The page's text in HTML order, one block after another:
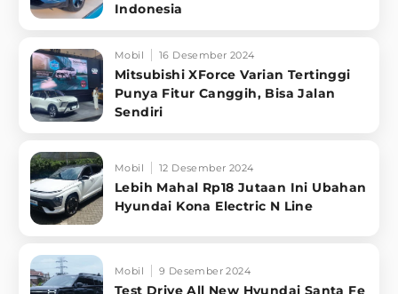
Indonesia
Mobil 16 Desember 2024
Mitsubishi XForce Varian Tertinggi
Punya Fitur Canggih, Bisa Jalan
Sendiri
Mobil 12 Desember 2024
Lebih Mahal Rp18 Jutaan Ini Ubahan
Hyundai Kona Electric N Line
Mobil 9 Desember 2024
Test Drive All New Hyundai Santa Fe